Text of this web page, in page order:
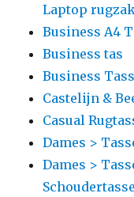
Laptop
Business A4
Business tas
Business
Castelijn &
Casual
Dames >
Dames >